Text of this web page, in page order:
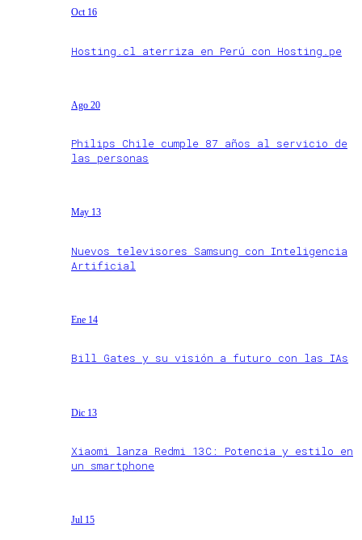
Oct 16
Hosting.cl aterriza en Perú con Hosting.pe
Ago 20
Philips Chile cumple 87 años al servicio de
las personas
May 13
Nuevos televisores Samsung con Inteligencia
Artificial
Ene 14
Bill Gates y su visión a futuro con las IAs
Dic 13
Xiaomi lanza Redmi 13C: Potencia y estilo en
un smartphone
Jul 15